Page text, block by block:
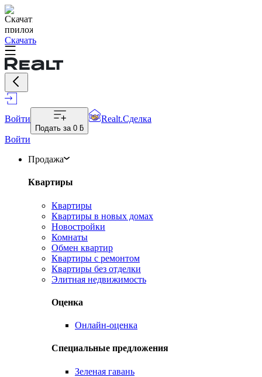
Скачать
Войти
Подать за 0 ƃ
Realt.Сделка
Войти
Продажа
Квартиры
Квартиры
Квартиры в новых домах
Новостройки
Комнаты
Обмен квартир
Квартиры с ремонтом
Квартиры без отделки
Элитная недвижимость
Оценка
Онлайн-оценка
Специальные предложения
Зеленая гавань